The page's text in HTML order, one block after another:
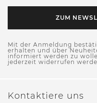
ZUM
Mit der Anmeldung
erhalten und über
informiert werden zu
jederzeit widerrufen
Kontaktiere uns